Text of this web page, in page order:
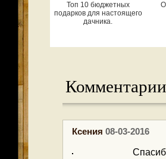
Топ 10 бюджетных
подарков для настоящего
дачника.
Ксения 08-03-2016